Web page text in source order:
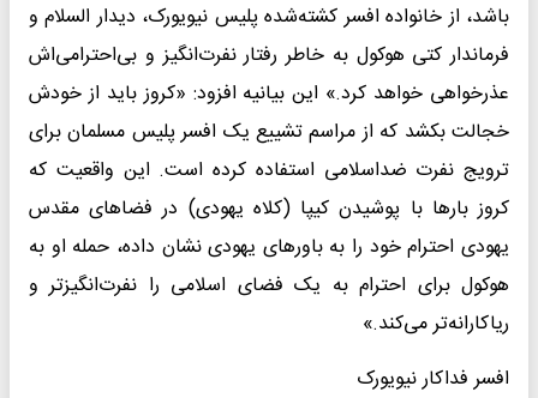
باشد، از خانواده افسر کشته‌شده پلیس نیویورک، دیدار السلام و
فرماندار کتی هوکول به خاطر رفتار نفرت‌انگیز و بی‌احترامی‌اش
عذرخواهی خواهد کرد.» این بیانیه افزود: «کروز باید از خودش
خجالت بکشد که از مراسم تشییع یک افسر پلیس مسلمان برای
ترویج نفرت ضداسلامی استفاده کرده است. این واقعیت که
کروز بارها با پوشیدن کیپا (کلاه یهودی) در فضاهای مقدس
یهودی احترام خود را به باورهای یهودی نشان داده، حمله او به
هوکول برای احترام به یک فضای اسلامی را نفرت‌انگیزتر و
ریاکارانه‌تر می‌کند.»
افسر فداکار نیویورک